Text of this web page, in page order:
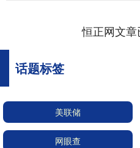
恒正网文
话题标签
美联储
网眼查